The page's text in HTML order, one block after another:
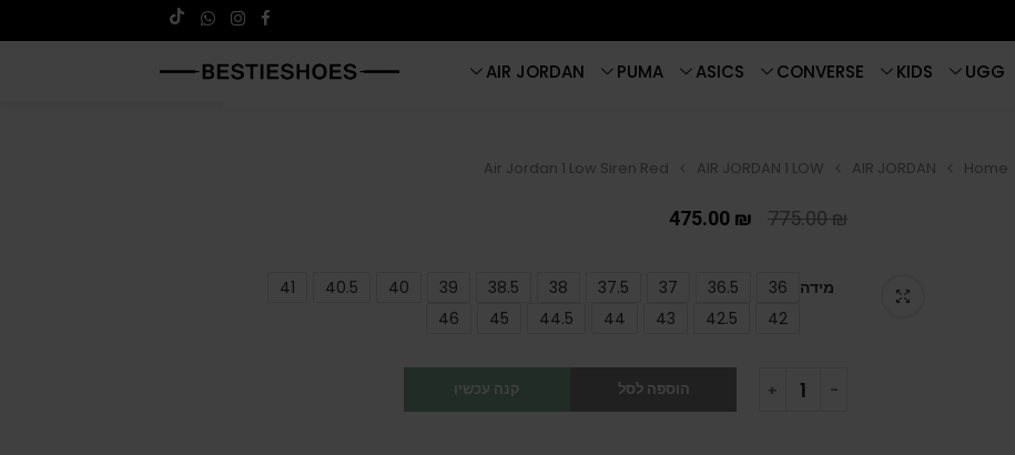
UGG
KIDS
CONVERSE
ASICS
PUMA
AIR JORDAN
Home
AIR JORDAN
AIR JORDAN 1 LOW
Air Jordan 1 Low Siren Red
775.00₪
475.00 ₪
מידה 36
36.5
37
37.5
38
38.5
39
40
40.5
41
42
42.5
43
44
44.5
45
46
הוספה לסל קנה עכשיו